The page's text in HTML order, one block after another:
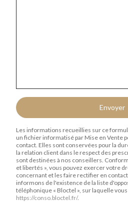
Envoyer
Les informations recueillies sur ce
un fichier informatisé par Mise en Vente
contact. Elles sont conservées pour la
la relation client dans le respect des
sont destinées à nos conseillers.
et libertés », vous pouvez exercer votre
concernant et les faire rectifier en
informons de l'existence de la liste
téléphonique « Bloctel », sur laquelle
https://conso.bloctel.fr/.